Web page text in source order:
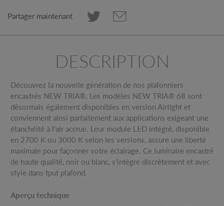
Partager maintenant
DESCRIPTION
Découvrez la nouvelle génération de nos plafonniers
encastrés NEW TRIA®. Les modèles NEW TRIA® 68 sont
désormais également disponibles en version Airtight et
conviennent ainsi parfaitement aux applications exigeant une
étanchéité à l'air accrue. Leur module LED intégré, disponible
en 2700 K ou 3000 K selon les versions, assure une liberté
maximale pour façonner votre éclairage. Ce luminaire encastré
de haute qualité, noir ou blanc, s'intègre discrètement et avec
style dans tput plafond.
Aperçu technique